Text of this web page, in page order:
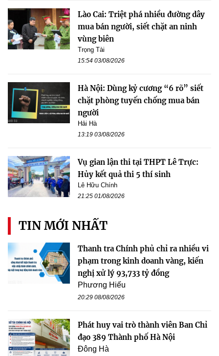
Lào Cai: Triệt phá nhiều đường dây
mua bán người, siết chặt an ninh
vùng biên
Trọng Tài
15:54 03/08/2026
Hà Nội: Dùng kỷ cương “6 rõ” siết
chặt phòng tuyến chống mua bán
người
Hải Hà
13:19 03/08/2026
Vụ gian lận thi tại THPT Lê Trực:
Hủy kết quả thi 5 thí sinh
Lê Hữu Chính
21:25 01/08/2026
TIN MỚI NHẤT
Thanh tra Chính phủ chỉ ra nhiều vi
phạm trong kinh doanh vàng, kiến
nghị xử lý 93,733 tỷ đồng
Phương Hiếu
20:29 08/08/2026
Phát huy vai trò thành viên Ban Chỉ
đạo 389 Thành phố Hà Nội
Đông Hà